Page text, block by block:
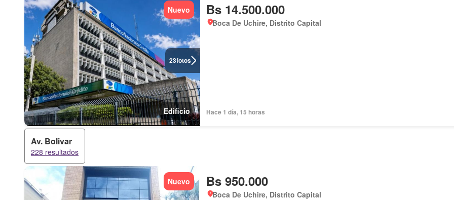
23fotos
Nuevo
Edificio
Bs 14.500.000
Boca De Uchire, Distrito Capital
Hace 1 día, 15 horas
Av. Bolivar
228 resultados
Nuevo Bs 950.000
Boca De Uchire, Distrito Capital